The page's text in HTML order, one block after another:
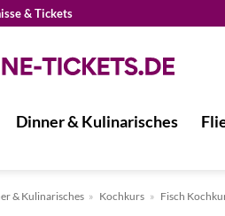
& Tickets
Dinner & Kulinarisches
& Kulinarisches » Kochkurs » Fisch